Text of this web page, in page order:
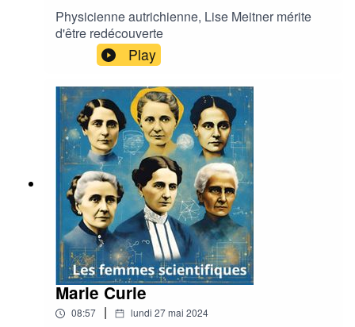
Physicienne autrichienne, Lise Meitner mérite
d'être redécouverte
Play
Marie Curie
08:57 | lundi 27 mai 2024